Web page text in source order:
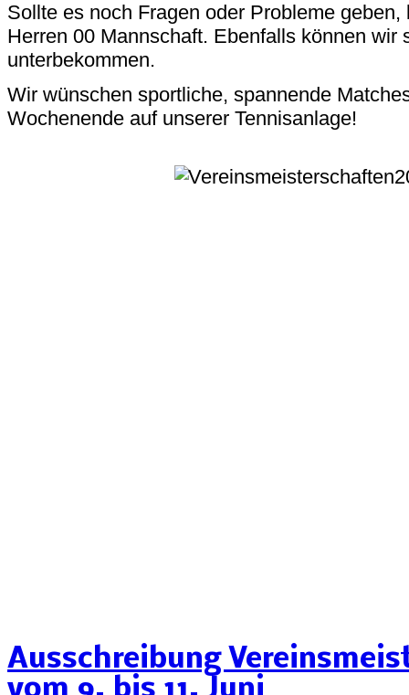
Sollte es noch Fragen oder Probleme
Herren 00 Mannschaft. Ebenfalls können wir
unterbekommen.
Wir wünschen sportliche, spannende
Wochenende auf unserer Tennisanlage!
Ausschreibung